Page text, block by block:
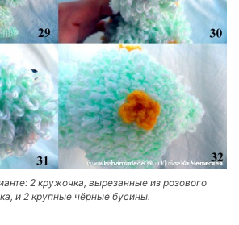
2 кружочка, вырезанные из розового
и 2 крупные чёрные бусины.